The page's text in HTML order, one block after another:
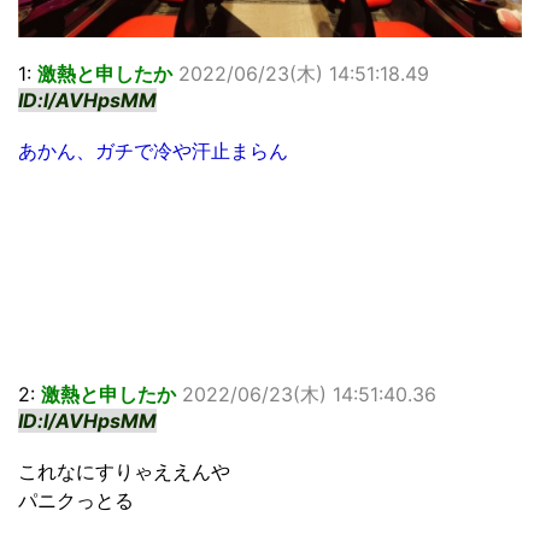
1: 激熱と申したか 2022/06/23(木) 14:51:18.49
ID:l/AVHpsMM
あかん、ガチで冷や汗止まらん
2: 激熱と申したか 2022/06/23(木) 14:51:40.36
ID:l/AVHpsMM
これなにすりゃええんや
パニクっとる